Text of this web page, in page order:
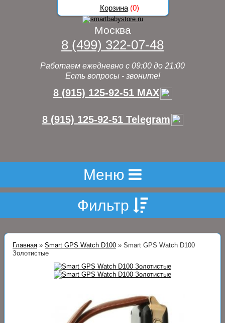
Москва
8 (499) 322-07-48
Работаем ежедневно с 09:00 до 21:00
Есть вопросы - звоните!
8 (915) 125-92-51 MAX
8 (915) 125-92-51 Telegram
Меню
Фильтр
Главная » Smart GPS Watch D100 » Smart GPS Watch D100
Золотистые
Корзина(0)